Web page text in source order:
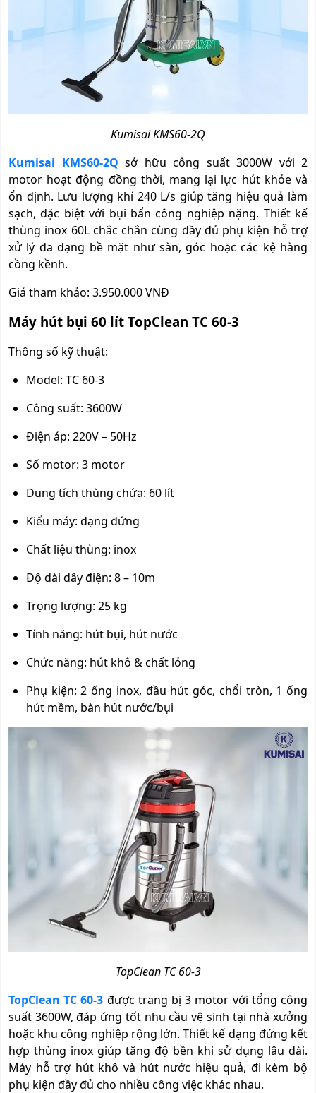
Kumisai KMS60-2Q
Kumisai KMS60-2Q sở hữu công suất 3000W với 2
motor hoạt động đồng thời, mang lại lực hút khỏe và
ổn định. Lưu lượng khí 240 L/s giúp tăng hiệu quả làm
sạch, đặc biệt với bụi bẩn công nghiệp nặng. Thiết kế
thùng inox 60L chắc chắn cùng đầy đủ phụ kiện hỗ trợ
xử lý đa dạng bề mặt như sàn, góc hoặc các kệ hàng
cồng kềnh.
Giá tham khảo: 3.950.000 VNĐ
Máy hút bụi 60 lít TopClean TC 60-3
Thông số kỹ thuật:
Model: TC 60-3
Công suất: 3600W
Điện áp: 220V – 50Hz
Số motor: 3 motor
Dung tích thùng chứa: 60 lít
Kiểu máy: dạng đứng
Chất liệu thùng: inox
Độ dài dây điện: 8 – 10m
Trọng lượng: 25 kg
Tính năng: hút bụi, hút nước
Chức năng: hút khô & chất lỏng
Phụ kiện: 2 ống inox, đầu hút góc, chổi tròn, 1 ống
hút mềm, bàn hút nước/bụi
TopClean TC 60-3
TopClean TC 60-3 được trang bị 3 motor với tổng công
suất 3600W, đáp ứng tốt nhu cầu vệ sinh tại nhà xưởng
hoặc khu công nghiệp rộng lớn. Thiết kế dạng đứng kết
hợp thùng inox giúp tăng độ bền khi sử dụng lâu dài.
Máy hỗ trợ hút khô và hút nước hiệu quả, đi kèm bộ
phụ kiện đầy đủ cho nhiều công việc khác nhau.